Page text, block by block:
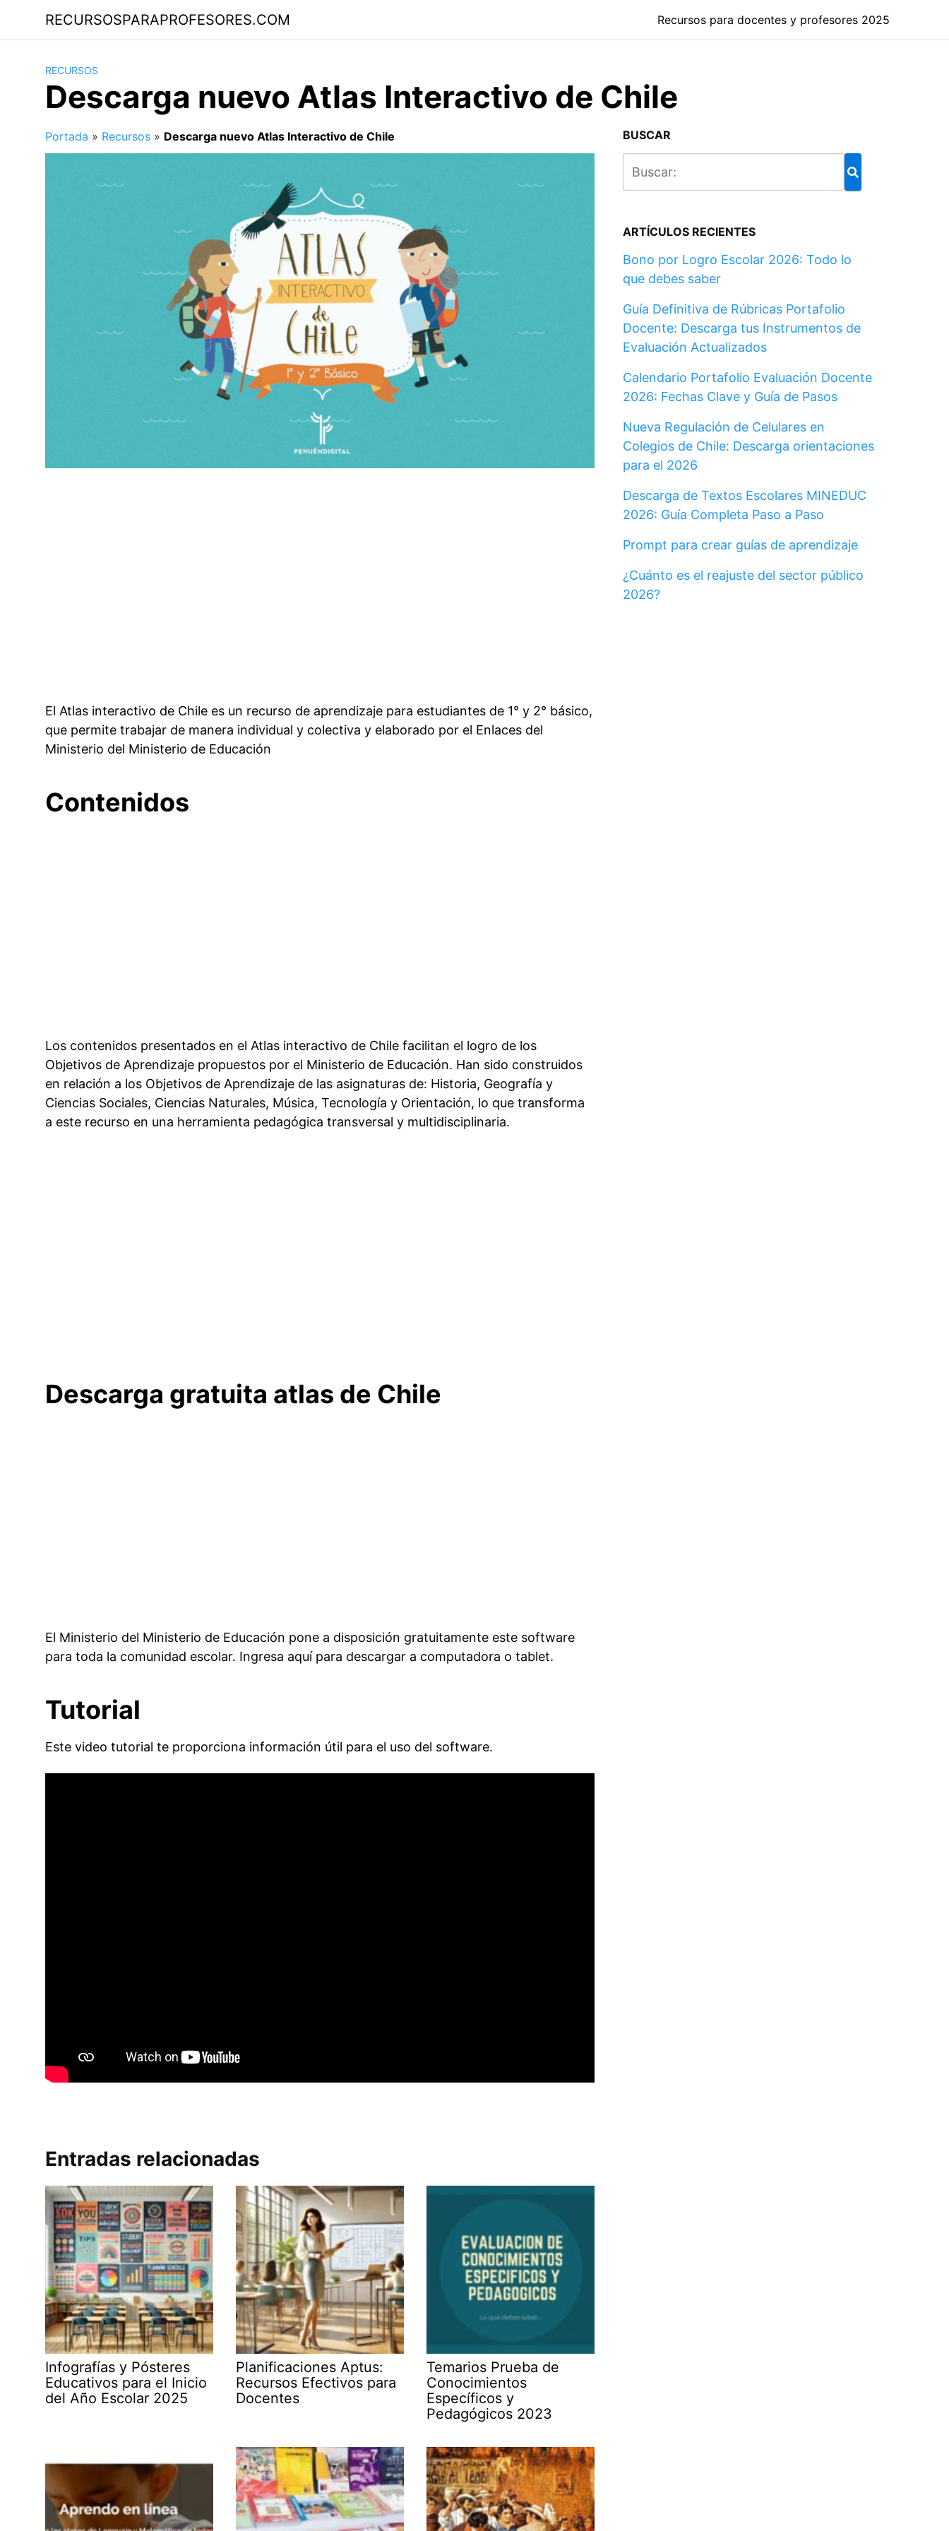
contenido
RECURSOSPARAPROFESORES.COM Recursos para docentes y profesores 2025
RECURSOS
Descarga nuevo Atlas Interactivo de Chile
Portada » Recursos » Descarga nuevo Atlas Interactivo de Chile
El Atlas interactivo de Chile es un recurso de aprendizaje para estudiantes de 1° y 2° básico,
que permite trabajar de manera individual y colectiva y elaborado por el Enlaces del
Ministerio del Ministerio de Educación
Contenidos
Los contenidos presentados en el Atlas interactivo de Chile facilitan el logro de los
Objetivos de Aprendizaje propuestos por el Ministerio de Educación. Han sido construidos
en relación a los Objetivos de Aprendizaje de las asignaturas de: Historia, Geografía y
Ciencias Sociales, Ciencias Naturales, Música, Tecnología y Orientación, lo que transforma
a este recurso en una herramienta pedagógica transversal y multidisciplinaria.
Descarga gratuita atlas de Chile
El Ministerio del Ministerio de Educación pone a disposición gratuitamente este software
para toda la comunidad escolar. Ingresa aquípara descargar a computadora o tablet.
Tutorial
Este video tutorial te proporciona información útil para el uso del software.
Entradas relacionadas
Infografías y Pósteres
Educativos para el Inicio
del Año Escolar 2025
Planificaciones Aptus:
Recursos Efectivos para
Docentes
Temarios Prueba de
Conocimientos
Específicos y
Pedagógicos 2023
BUSCAR
ARTÍCULOS RECIENTES
Bono por Logro Escolar 2026: Todo lo
que debes saber
Guía Definitiva de Rúbricas Portafolio
Docente: Descarga tus Instrumentos de
Evaluación Actualizados
Calendario Portafolio Evaluación Docente
2026: Fechas Clave y Guía de Pasos
Nueva Regulación de Celulares en
Colegios de Chile: Descarga orientaciones
para el 2026
Descarga de Textos Escolares MINEDUC
2026: Guía Completa Paso a Paso
Prompt para crear guías de aprendizaje
¿Cuánto es el reajuste del sector público
2026?